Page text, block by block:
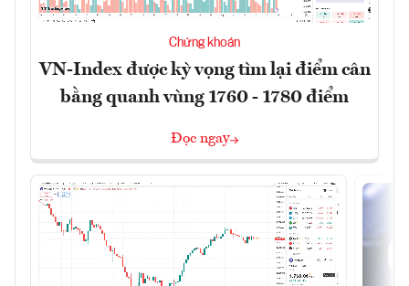
Chứng khoán
VN-Index được kỳ vọng tìm lại điểm cân
bằng quanh vùng 1760 - 1780 điểm
Đọc ngay